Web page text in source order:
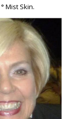
Mist Skin.